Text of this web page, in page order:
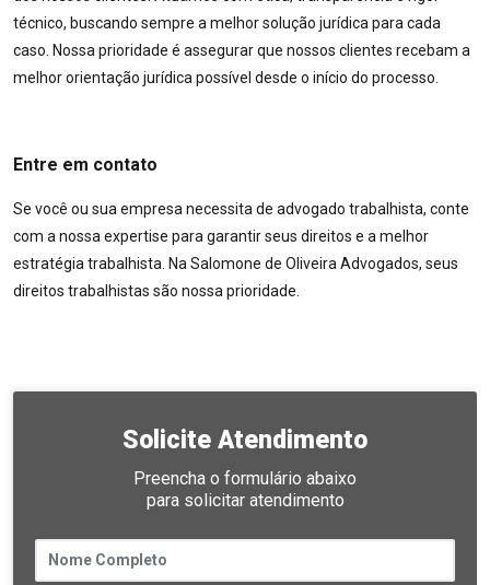
técnico, buscando sempre a melhor solução jurídica para cada
caso. Nossa prioridade é assegurar que nossos clientes recebam a
melhor orientação jurídica possível desde o início do processo.
Entre em contato
Se você ou sua empresa necessita de advogado trabalhista, conte
com a nossa expertise para garantir seus direitos e a melhor
estratégia trabalhista. Na Salomone de Oliveira Advogados, seus
direitos trabalhistas são nossa prioridade.
Solicite Atendimento
Preencha o formulário abaixo
para solicitar atendimento